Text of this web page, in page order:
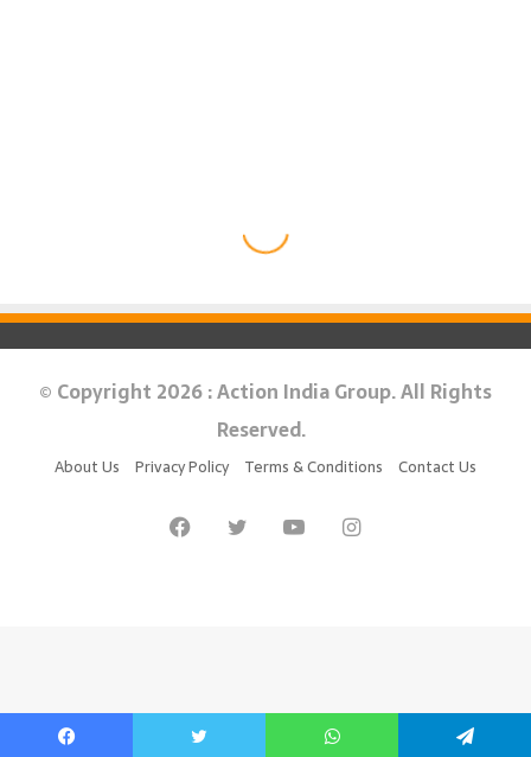
© Copyright 2026 : Action India Group. All Rights
Reserved.
About Us Privacy Policy Terms & Conditions Contact Us
FacebookTwitter YouTubeInstagram